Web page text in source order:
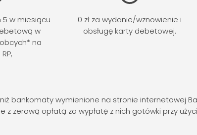
5 w miesiącu
w
na
0 zł za wydanie/wznowienie i
obsługę karty debetowej.
bankomaty wymienione na stronie internetowej
z zerową opłatą za wypłatę z nich gotówki przy